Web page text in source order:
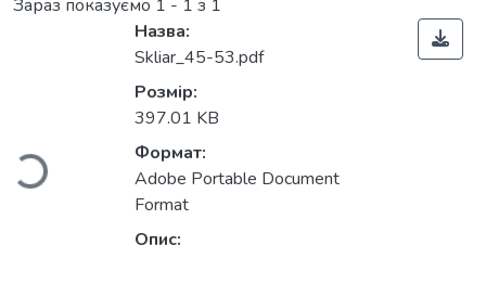
Зараз показуємо 1 - 1 з 1
Вантажиться...
Назва:
Skliar_45-53.pdf
Розмір:
397.01 KB
Формат:
Adobe Portable Document
Format
Опис: